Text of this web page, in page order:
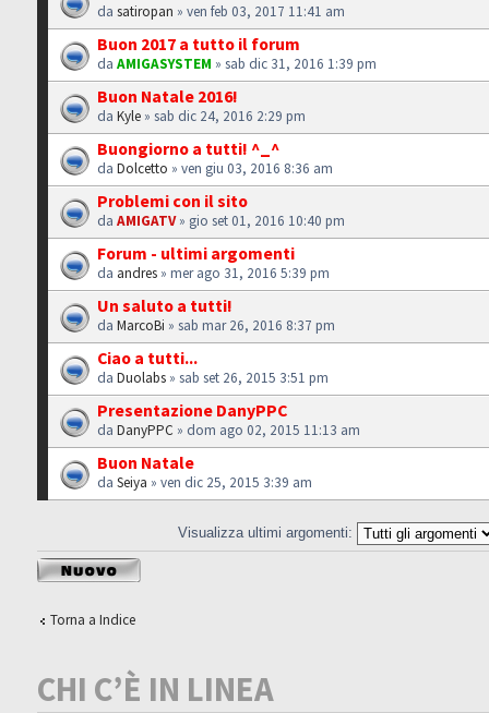
dasatiropan » ven feb 03, 2017 11:41 am
Buon 2017 a tutto il forum
daAMIGASYSTEM » sab dic 31, 2016 1:39 pm
Buon Natale 2016!
daKyle » sab dic 24, 2016 2:29 pm
Buongiorno a tutti! ^_^
daDolcetto » ven giu 03, 2016 8:36 am
Problemi con il sito
daAMIGATV» gio set 01, 2016 10:40 pm
Forum - ultimi argomenti
da andres » mer ago 31, 2016 5:39 pm
Un saluto a tutti!
daMarcoBi » sab mar 26, 2016 8:37 pm
Ciao a tutti...
daDuolabs » sab set 26, 2015 3:51 pm
Presentazione DanyPPC
daDanyPPC » dom ago 02, 2015 11:13 am
Buon Natale
daSeiya » ven dic 25, 2015 3:39 am
Visualizza ultimi argomenti:
Scrivi un nuovo
argomento
Torna a Indice
CHI C’È IN LINEA